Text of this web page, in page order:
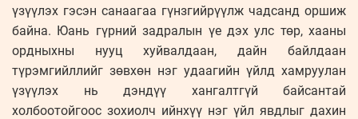
үзүүлэх гэсэн санаагаа гүнзгийрүүлж чадсанд оршиж
байна. Юань гүрний задралын үе дэх улс төр, хааны
ордныхны нууц хуйвалдаан, дайн байлдаан
түрэмгийллийг зөвхөн нэг удаагийн үйлд хамруулан
үзүүлэх нь дэндүү хангалтгүй байсантай
холбоотойгоос зохиолч ийнхүү нэг үйл явдлыг дахин